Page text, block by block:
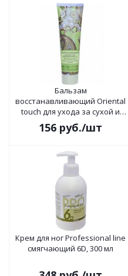
Бальзам
восстанавливающий Oriental
touch для ухода за сухой и
потрескавшейся кожей стоп
100г
156 руб./шт
Крем для ног Professional line
смягчающий 6D, 300 мл